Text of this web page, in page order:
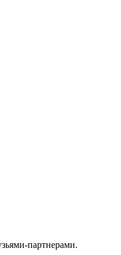
партнерами.